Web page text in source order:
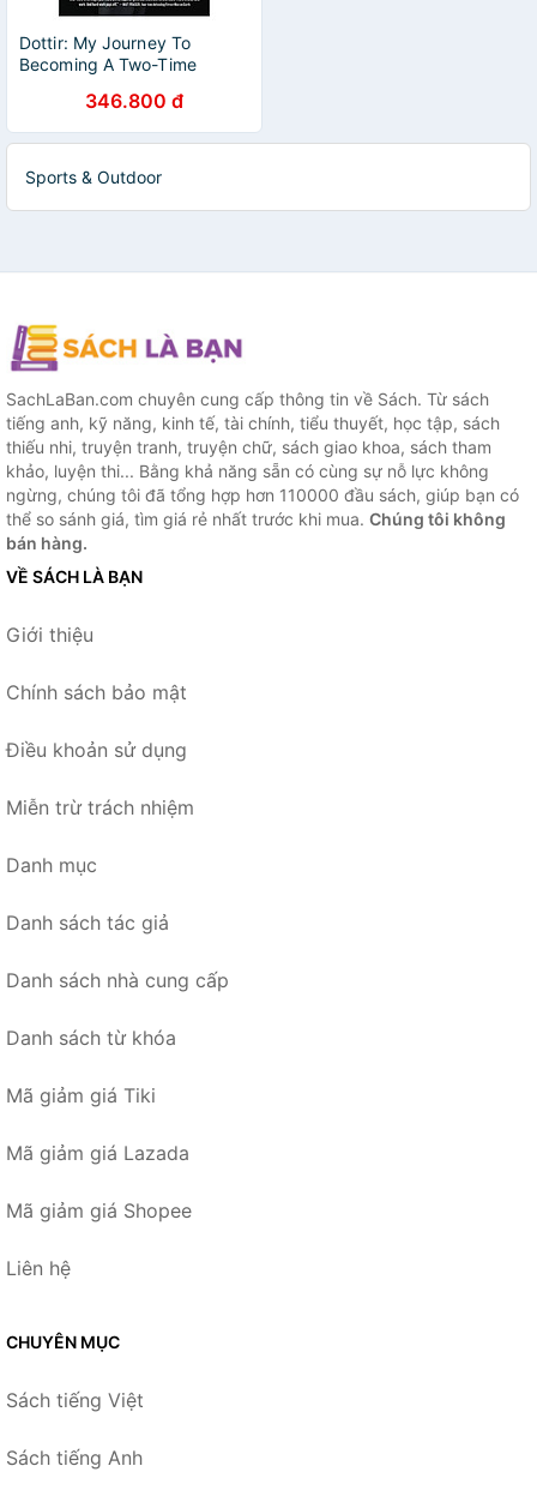
Dottir: My Journey To
Becoming A Two-Time
346.800 đ
Sports & Outdoor
SachLaBan.com chuyên cung cấp thông tin về Sách. Từ sách
tiếng anh, kỹ năng, kinh tế, tài chính, tiểu thuyết, học tập, sách
thiếu nhi, truyện tranh, truyện chữ, sách giao khoa, sách tham
khảo, luyện thi... Bằng khả năng sẵn có cùng sự nỗ lực không
ngừng, chúng tôi đã tổng hợp hơn 110000 đầu sách, giúp bạn có
thể so sánh giá, tìm giá rẻ nhất trước khi mua. Chúng tôi không
bán hàng.
VỀ SÁCH LÀ BẠN
Giới thiệu
Chính sách bảo mật
Điều khoản sử dụng
Miễn trừ trách nhiệm
Danh mục
Danh sách tác giả
Danh sách nhà cung cấp
Danh sách từ khóa
Mã giảm giá Tiki
Mã giảm giá Lazada
Mã giảm giá Shopee
Liên hệ
CHUYÊN MỤC
Sách tiếng Việt
Sách tiếng Anh